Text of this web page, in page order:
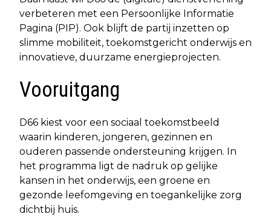
verbeteren met een Persoonlijke Informatie
Pagina (PIP). Ook blijft de partij inzetten op
slimme mobiliteit, toekomstgericht onderwijs en
innovatieve, duurzame energieprojecten.
Vooruitgang
D66 kiest voor een sociaal toekomstbeeld
waarin kinderen, jongeren, gezinnen en
ouderen passende ondersteuning krijgen. In
het programma ligt de nadruk op gelijke
kansen in het onderwijs, een groene en
gezonde leefomgeving en toegankelijke zorg
dichtbij huis.